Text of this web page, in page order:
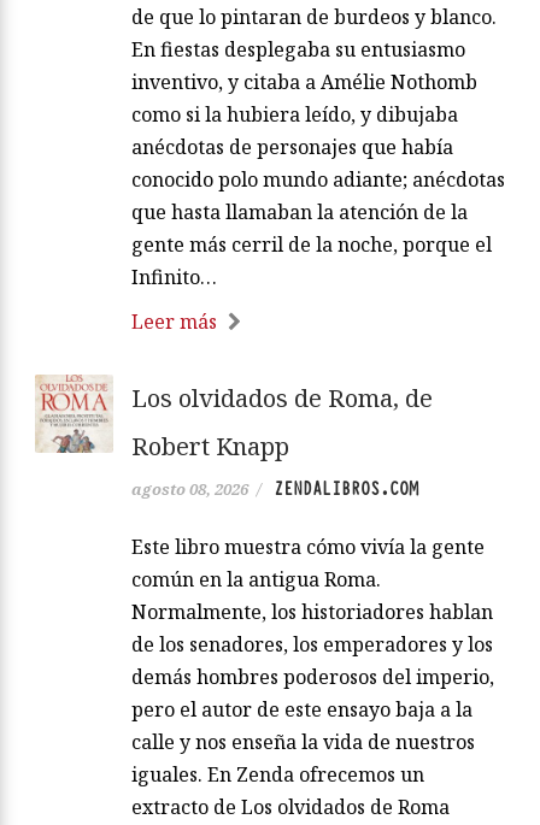
de que lo pintaran de burdeos y blanco.
En fiestas desplegaba su entusiasmo
inventivo, y citaba a Amélie Nothomb
como si la hubiera leído, y dibujaba
anécdotas de personajes que había
conocido polo mundo adiante; anécdotas
que hasta llamaban la atención de la
gente más cerril de la noche, porque el
Infinito…
Leer más
Los olvidados de Roma, de
Robert Knapp
agosto 08, 2026 / ZENDALIBROS.COM
Este libro muestra cómo vivía la gente
común en la antigua Roma.
Normalmente, los historiadores hablan
de los senadores, los emperadores y los
demás hombres poderosos del imperio,
pero el autor de este ensayo baja a la
calle y nos enseña la vida de nuestros
iguales. En Zenda ofrecemos un
extracto de Los olvidados de Roma